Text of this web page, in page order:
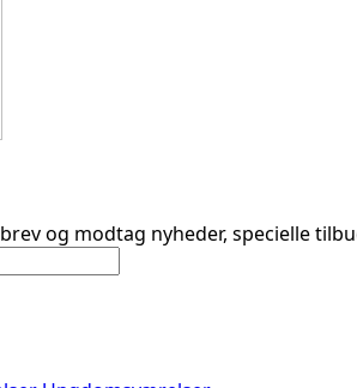
og modtag nyheder, specielle